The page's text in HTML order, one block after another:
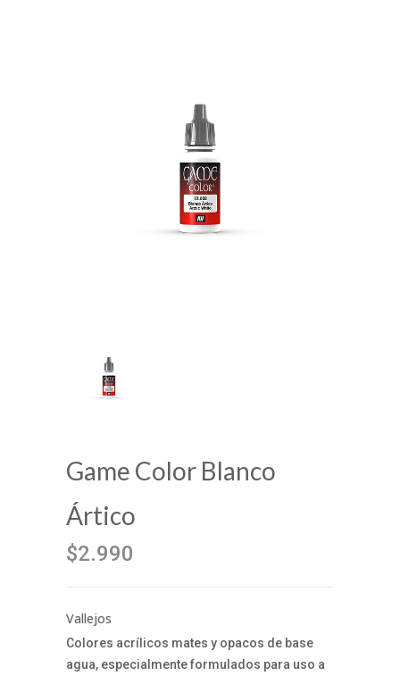
Game Color Blanco
Ártico
$2.990
Vallejos
Colores acrílicos mates y opacos de base
agua, especialmente formulados para uso a